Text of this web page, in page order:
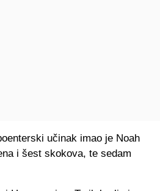
učinak imao je Noah
i šest skokova, te sedam